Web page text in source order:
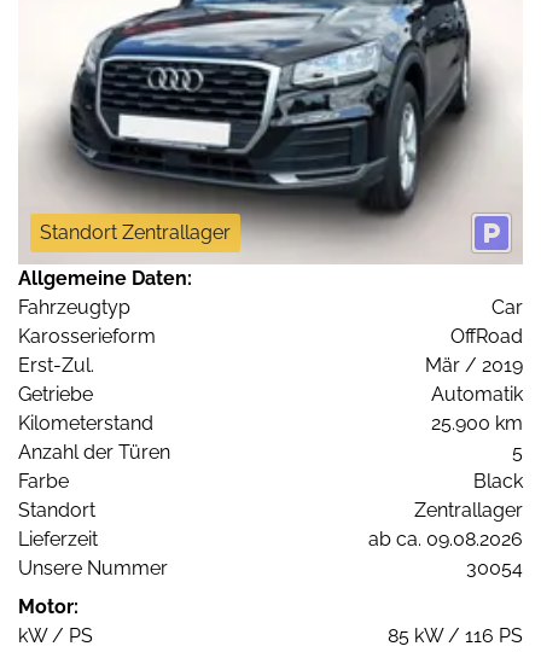
Standort Zentrallager
Allgemeine Daten:
Fahrzeugtyp
Car
Karosserieform
OffRoad
Erst-Zul.
Mär / 2019
Getriebe
Automatik
Kilometerstand
25.900 km
Anzahl der Türen
5
Farbe
Black
Standort
Zentrallager
Lieferzeit
ab ca. 09.08.2026
Unsere Nummer
30054
Motor:
kW / PS
85 kW / 116 PS